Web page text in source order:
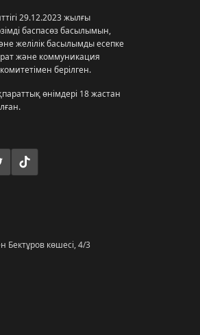
29.12.2023 жылғы
баспасөз басылымын,
желілік басылымды есепке
және коммуникация
берілген.
өнімдері 18 жастан
Бектұров көшесі, 4/3